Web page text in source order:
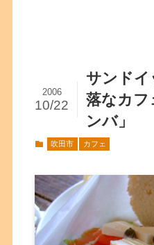
サンドイ
落なカ
ンバ」
2006
10/22
吹田市 カフェ